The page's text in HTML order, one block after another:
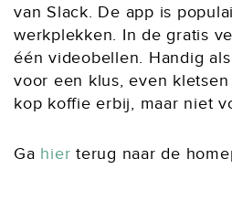
van Slack. De app is
werkplekken. In de gratis
één videobellen. Handig
voor een klus, even
kop koffie erbij, maar niet
Ga hier terug naar de